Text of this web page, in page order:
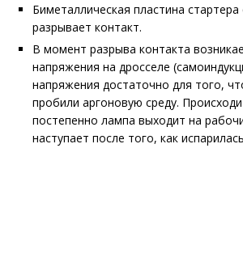
Биметаллическая пластина
разрывает контакт.
В момент разрыва контакта
напряжения на дросселе
напряжения достаточно для того,
пробили аргоновую среду.
постепенно лампа выходит на
наступает после того, как